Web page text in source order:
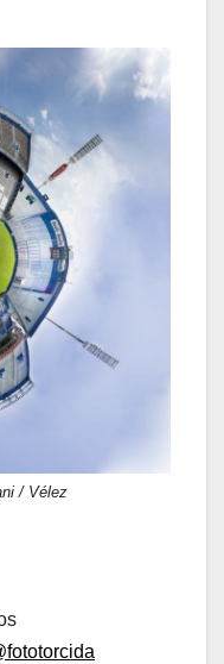
/ Vélez
fototorcida